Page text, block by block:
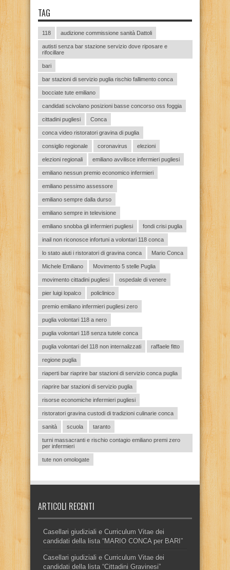
TAG
118 audizione commissione sanità Dattoli
autisti senza bar stazione servizio dove riposare e
rifocillare
bari
bar stazioni di servizio puglia rischio fallimento conca
bocciate tute emiliano
candidati scivolano posizioni basse concorso oss foggia
cittadini pugliesi Conca
conca video ristoratori gravina di puglia
consiglio regionale coronavirus elezioni
elezioni regionali emiliano avvilisce infermieri pugliesi
emiliano nessun premio economico infermieri
emiliano pessimo assessore
emiliano sempre dalla durso
emiliano sempre in televisione
emiliano snobba gli infermieri pugliesi fondi crisi puglia
inail non riconosce infortuni a volontari 118 conca
lo stato aiuti i ristoratori di gravina conca Mario Conca
Michele Emiliano Movimento 5 stelle Puglia
movimento cittadini pugliesi ospedale di venere
pier luigi lopalco policlinico
premio emiliano infermieri pugliesi zero
puglia volontari 118 a nero
puglia volontari 118 senza tutele conca
puglia volontari del 118 non internalizzati raffaele fitto
regione puglia
riaperti bar riaprire bar stazioni di servizio conca puglia
riaprire bar stazioni di servizio puglia
risorse economiche infermieri pugliesi
ristoratori gravina custodi di tradizioni culinarie conca
sanità scuola taranto
turni massacranti e rischio contagio emiliano premi zero
per infermieri
tute non omologate
ARTICOLI RECENTI
Casellari giudiziali e Curriculum Vitae dei
candidati della lista “MARIO CONCA per BARI”
Casellari giudiziali e Curriculum Vitae dei
candidati della lista “Cittadini Gravinesi”